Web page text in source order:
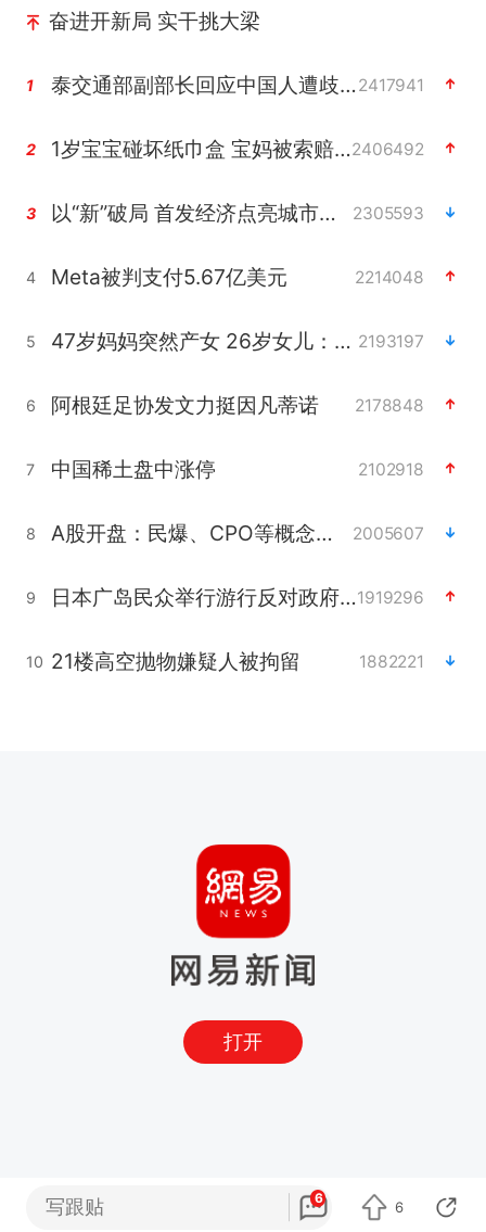
奋进开新局 实干挑大梁
1 泰交通部副部长回应中国人遭歧视手势2417941
2 1岁宝宝碰坏纸巾盒 宝妈被索赔924元2406492
3 以“新”破局 首发经济点亮城市消费活力 2305593
4 Meta被判支付5.67亿美元 2214048
5 47岁妈妈突然产女 26岁女儿：很震惊 2193197
6 阿根廷足协发文力挺因凡蒂诺 2178848
7 中国稀土盘中涨停 2102918
8 A股开盘：民爆、CPO等概念走强 2005607
9 日本广岛民众举行游行反对政府行径1919296
10 21楼高空抛物嫌疑人被拘留 1882221
打开
写跟贴 6
6